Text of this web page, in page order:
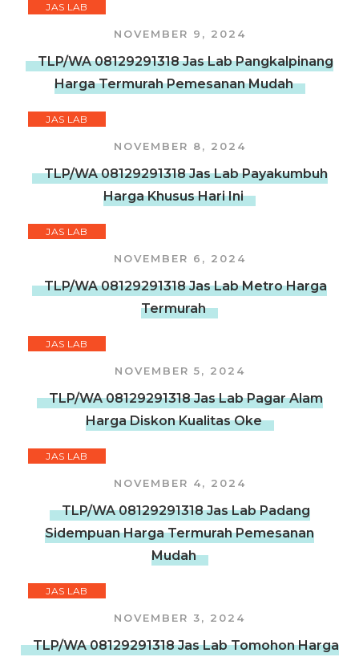
JAS LAB
NOVEMBER 9, 2024
TLP/WA 08129291318 Jas Lab Pangkalpinang
Harga Termurah Pemesanan Mudah
JAS LAB
NOVEMBER 8, 2024
TLP/WA 08129291318 Jas Lab Payakumbuh
Harga Khusus Hari Ini
JAS LAB
NOVEMBER 6, 2024
TLP/WA 08129291318 Jas Lab Metro Harga
Termurah
JAS LAB
NOVEMBER 5, 2024
TLP/WA 08129291318 Jas Lab Pagar Alam
Harga Diskon Kualitas Oke
JAS LAB
NOVEMBER 4, 2024
TLP/WA 08129291318 Jas Lab Padang
Sidempuan Harga Termurah Pemesanan
Mudah
JAS LAB
NOVEMBER 3, 2024
TLP/WA 08129291318 Jas Lab Tomohon Harga